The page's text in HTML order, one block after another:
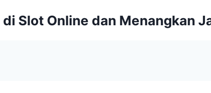
Slot Online dan Menangkan